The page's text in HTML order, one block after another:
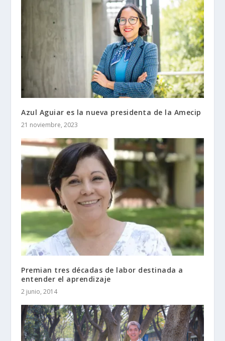
Azul Aguiar es la nueva presidenta de la Amecip
21 noviembre, 2023
Premian tres décadas de labor destinada a
entender el aprendizaje
2 junio, 2014